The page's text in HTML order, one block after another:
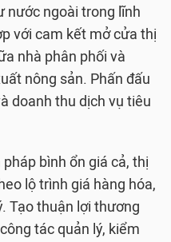
nước ngoài trong lĩnh
với cam kết mở cửa thị
nhà phân phối và
nông sản. Phấn đấu
doanh thu dịch vụ tiêu
bình ổn giá cả, thị
lộ trình giá hàng hóa,
Tạo thuận lợi thương
tác quản lý, kiểm